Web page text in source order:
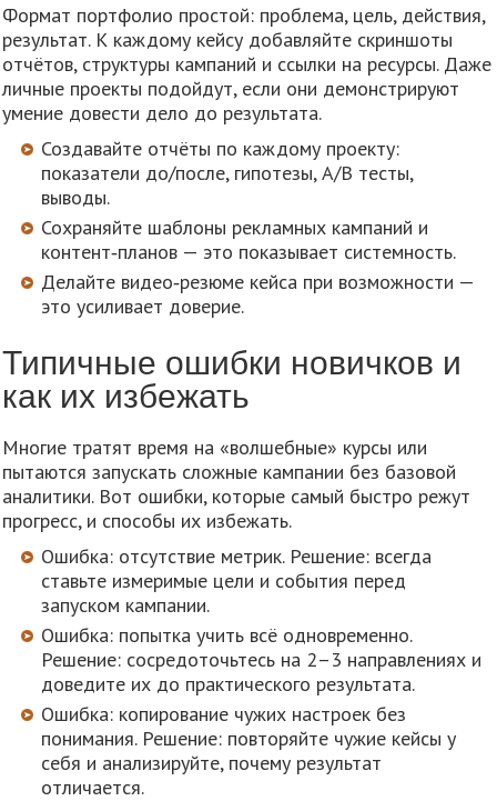
Формат портфолио простой: проблема, цель, действия,
результат. К каждому кейсу добавляйте скриншоты
отчётов, структуры кампаний и ссылки на ресурсы. Даже
личные проекты подойдут, если они демонстрируют
умение довести дело до результата.
Создавайте отчёты по каждому проекту:
показатели до/после, гипотезы, A/B тесты,
выводы.
Сохраняйте шаблоны рекламных кампаний и
контент‑планов — это показывает системность.
Делайте видео‑резюме кейса при возможности —
это усиливает доверие.
Типичные ошибки новичков и
как их избежать
Многие тратят время на «волшебные» курсы или
пытаются запускать сложные кампании без базовой
аналитики. Вот ошибки, которые самый быстро режут
прогресс, и способы их избежать.
Ошибка: отсутствие метрик. Решение: всегда
ставьте измеримые цели и события перед
запуском кампании.
Ошибка: попытка учить всё одновременно.
Решение: сосредоточьтесь на 2–3 направлениях и
доведите их до практического результата.
Ошибка: копирование чужих настроек без
понимания. Решение: повторяйте чужие кейсы у
себя и анализируйте, почему результат
отличается.